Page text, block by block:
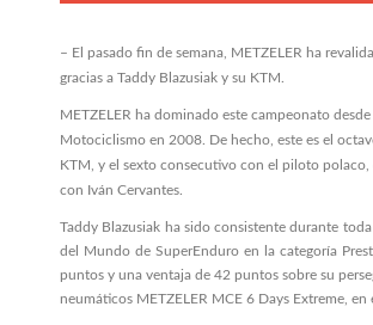
– El pasado fin de semana, METZELER ha
gracias a Taddy Blazusiak y su KTM.
METZELER ha dominado este campeonato
Motociclismo en 2008. De hecho, este es el
KTM, y el sexto consecutivo con el piloto
con Iván Cervantes.
Taddy Blazusiak ha sido consistente durante
del Mundo de SuperEnduro en la categoría
puntos y una ventaja de 42 puntos sobre su
neumáticos METZELER MCE 6 Days Extreme,